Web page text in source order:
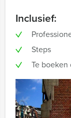
Inclusief:
Steps
Te